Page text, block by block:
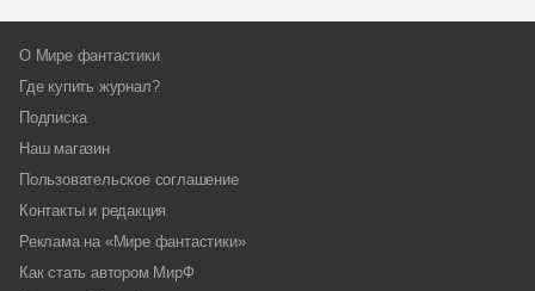
О Мире фантастики
Где купить журнал?
Подписка
Наш магазин
Пользовательское соглашение
Контакты и редакция
Реклама на «Мире фантастики»
Как стать автором МирФ